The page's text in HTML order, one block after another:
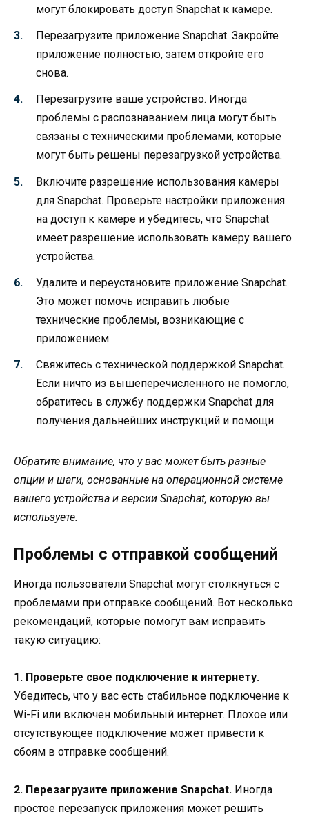
могут блокировать доступ Snapchat к камере.
Перезагрузите приложение Snapchat. Закройте
приложение полностью, затем откройте его
снова.
Перезагрузите ваше устройство. Иногда
проблемы с распознаванием лица могут быть
связаны с техническими проблемами, которые
могут быть решены перезагрузкой устройства.
Включите разрешение использования камеры
для Snapchat. Проверьте настройки приложения
на доступ к камере и убедитесь, что Snapchat
имеет разрешение использовать камеру вашего
устройства.
Удалите и переустановите приложение Snapchat.
Это может помочь исправить любые
технические проблемы, возникающие с
приложением.
Свяжитесь с технической поддержкой Snapchat.
Если ничто из вышеперечисленного не помогло,
обратитесь в службу поддержки Snapchat для
получения дальнейших инструкций и помощи.
Обратите внимание, что у вас может быть разные
опции и шаги, основанные на операционной системе
вашего устройства и версии Snapchat, которую вы
используете.
Проблемы с отправкой сообщений
Иногда пользователи Snapchat могут столкнуться с
проблемами при отправке сообщений. Вот несколько
рекомендаций, которые помогут вам исправить
такую ситуацию:
1. Проверьте свое подключение к интернету.
Убедитесь, что у вас есть стабильное подключение к
Wi-Fi или включен мобильный интернет. Плохое или
отсутствующее подключение может привести к
сбоям в отправке сообщений.
2. Перезагрузите приложение Snapchat. Иногда
простое перезапуск приложения может решить